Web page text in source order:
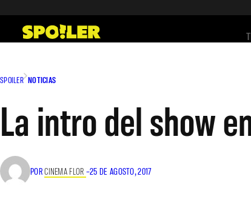
contenido
SPOILER NOTICIAS
La intro del show
PORCINEMA FLOR –25 DE AGOSTO, 2017